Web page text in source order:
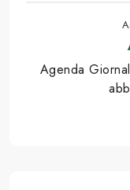
Agenda